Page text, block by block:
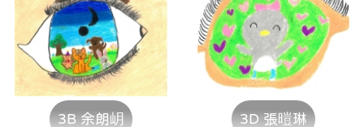
3B 余朗岄 3D 張暟琳